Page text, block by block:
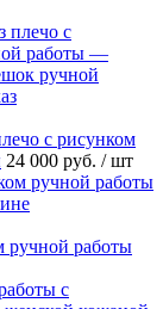
с рисунком
24 000 руб. / шт
ручной работы